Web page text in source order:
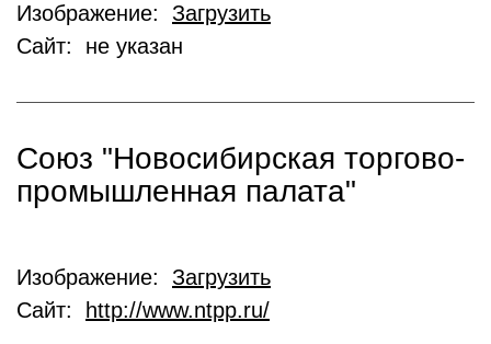
Изображение: Загрузить
Сайт: не указан
Союз "Новосибирская торгово-
промышленная палата"
Изображение: Загрузить
Сайт:
http://www.ntpp.ru/